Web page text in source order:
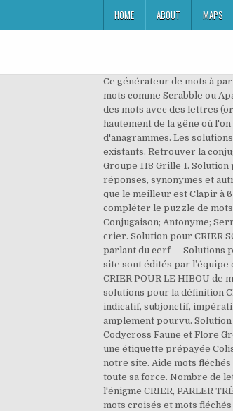
HOME ABOUT MAPS
Ce générateur de mots à
mots comme Scrabble ou
des mots avec des lettres
hautement de la gêne où
d'anagrammes. Les
existants. Retrouver la
Groupe 118 Grille 1.
réponses, synonymes et
que le meilleur est Clapir à
compléter le puzzle de
Conjugaison; Antonyme;
crier. Solution pour CRIER
parlant du cerf — Solutions
site sont édités par
CRIER POUR LE HIBOU
solutions pour la définition
indicatif, subjonctif,
amplement pourvu.
Codycross Faune et Flore
une étiquette prépayée
notre site. Aide mots
toute sa force. Nombre de
l'énigme CRIER, PARLER
mots croisés et mots